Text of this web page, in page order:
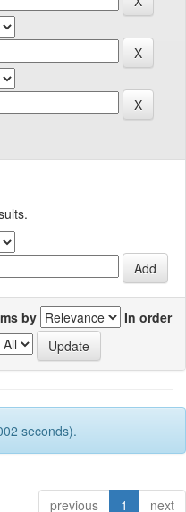
by
In order
seconds).
previous 1 next